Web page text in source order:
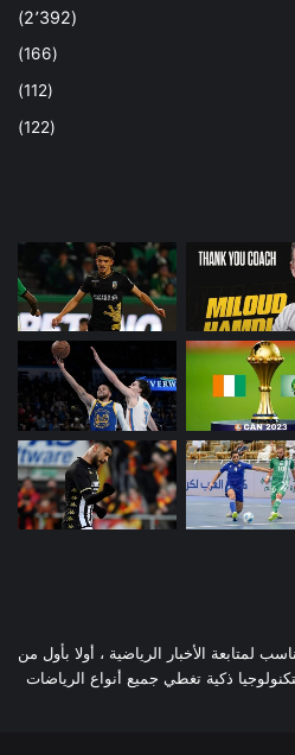
(2٬392)
(166)
(112)
(122)
لمتابعة الأخبار الرياضية ، أولا بأول من
ذكية تغطي جميع أنواع الرياضات